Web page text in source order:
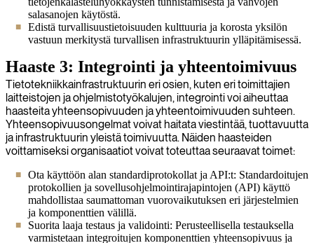
salasanojen käytöstä.
Edistä turvallisuustietoisuuden kulttuuria ja korosta yksilön
vastuun merkitystä turvallisen infrastruktuurin ylläpitämisessä.
Haaste 3: Integrointi ja yhteentoimivuus
Tietotekniikkainfrastruktuurin eri osien, kuten eri toimittajien
laitteistojen ja ohjelmistotyökalujen, integrointi voi aiheuttaa
haasteita yhteensopivuuden ja yhteentoimivuuden suhteen.
Yhteensopivuusongelmat voivat haitata viestintää, tuottavuutta
ja infrastruktuurin yleistä toimivuutta. Näiden haasteiden
voittamiseksi organisaatiot voivat toteuttaa seuraavat toimet:
Ota käyttöön alan standardiprotokollat ja API:t: Standardoitujen
protokollien ja sovellusohjelmointirajapintojen (API) käyttö
mahdollistaa saumattoman vuorovaikutuksen eri järjestelmien
ja komponenttien välillä.
Suorita laaja testaus ja validointi: Perusteellisella testauksella
varmistetaan integroitujen komponenttien yhteensopivuus ja